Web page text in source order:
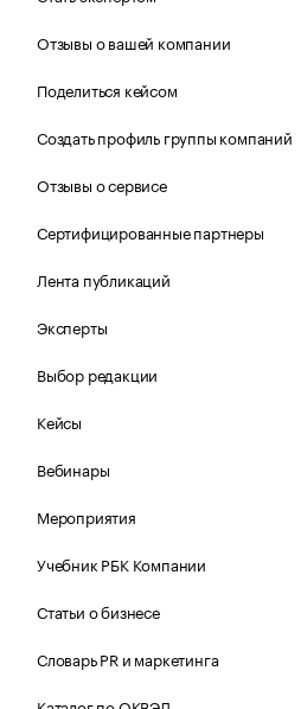
Отзывы о вашей компании
Поделиться кейсом
Создать профиль группы компаний
Отзывы о сервисе
Сертифицированные партнеры
Лента публикаций
Эксперты
Выбор редакции
Кейсы
Вебинары
Мероприятия
Учебник РБК Компании
Статьи о бизнесе
Словарь PR и маркетинга